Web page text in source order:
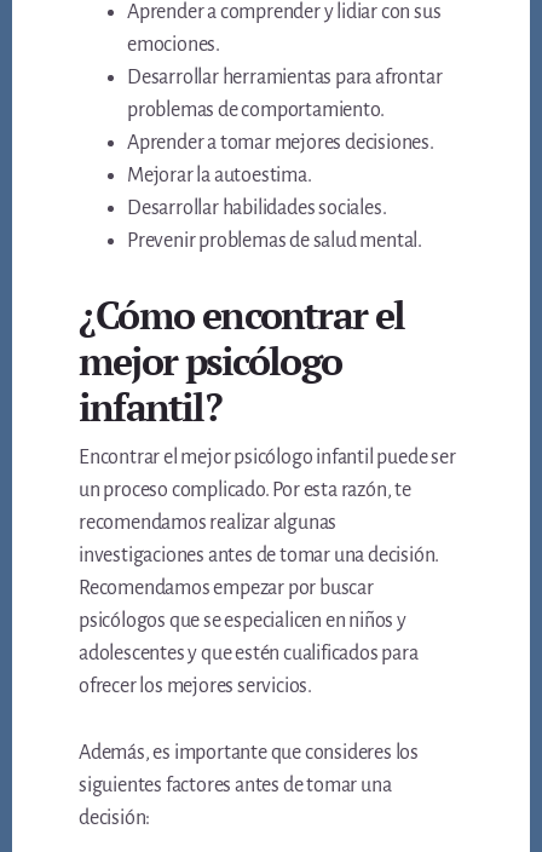
Aprender a comprender y lidiar con sus
emociones.
Desarrollar herramientas para afrontar
problemas de comportamiento.
Aprender a tomar mejores decisiones.
Mejorar la autoestima.
Desarrollar habilidades sociales.
Prevenir problemas de salud mental.
¿Cómo encontrar el
mejor psicólogo
infantil?
Encontrar el mejor psicólogo infantil puede ser
un proceso complicado. Por esta razón, te
recomendamos realizar algunas
investigaciones antes de tomar una decisión.
Recomendamos empezar por buscar
psicólogos que se especialicen en niños y
adolescentes y que estén cualificados para
ofrecer los mejores servicios.
Además, es importante que consideres los
siguientes factores antes de tomar una
decisión: